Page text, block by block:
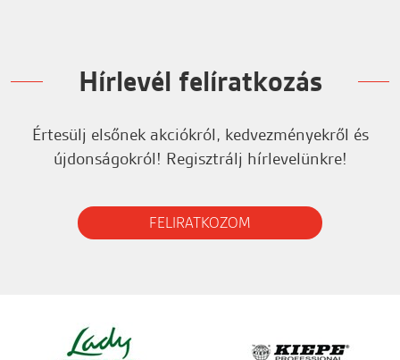
Hírlevél felíratkozás
Értesülj elsőnek akciókról, kedvezményekről és
újdonságokról! Regisztrálj hírlevelünkre!
FELIRATKOZOM